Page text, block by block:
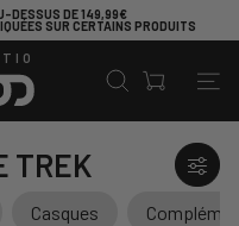
VOUS CHERCHEZ UN VÉLO
TREK
Casques